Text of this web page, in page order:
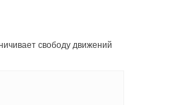
свободу движений